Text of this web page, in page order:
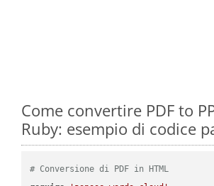
Come convertire PDF to
Ruby: esempio di codice
# Conversione di PDF in HTML